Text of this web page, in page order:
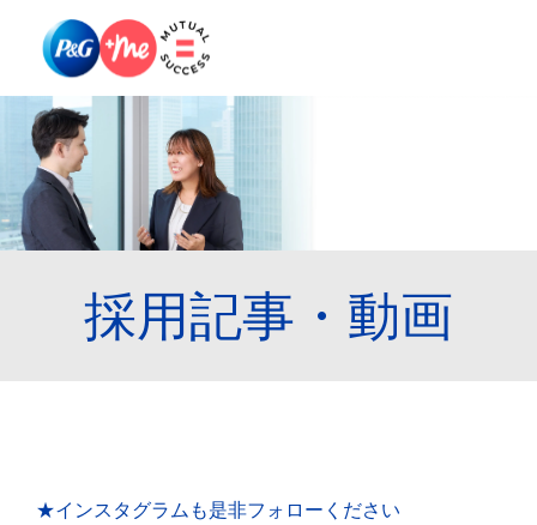
採用記事・動画
★インスタグラム も是非フォローください